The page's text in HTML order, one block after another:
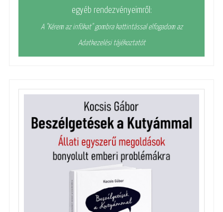
egyéb rendezvényeimről:
A "Kérem az infókat" gombra kattintással elfogadom az
Adatkezelési tájékoztatót